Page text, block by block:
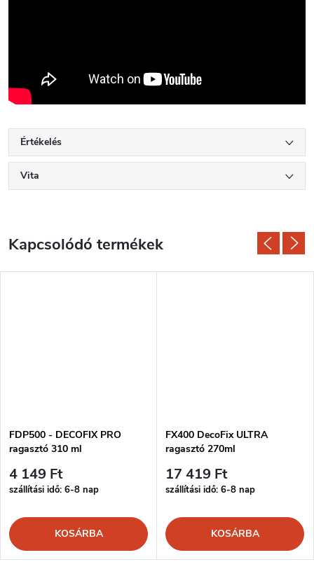
Értékelés
Vita
Kapcsolódó termékek
FDP500 - DECOFIX PRO
ragasztó 310 ml
4 149 Ft
szállítási idő: 6-8 nap
KOSÁRBA
FX400 DecoFix ULTRA
ragasztó 270ml
17 419 Ft
szállítási idő: 6-8 nap
KOSÁRBA